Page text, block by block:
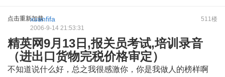
点击重新加载 511楼
xuanfifa
2006-9-14 21:53:31
精英网9月13日,报关员考试,培训录音
（进出口货物完税价格审定）
不知道说什么好，总之我很感激你，你是我做人的榜样啊